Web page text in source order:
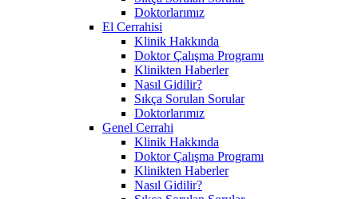
Doktorlarımız
El Cerrahisi
Klinik Hakkında
Doktor Çalışma Programı
Klinikten Haberler
Nasıl Gidilir?
Sıkça Sorulan Sorular
Doktorlarımız
Genel Cerrahi
Klinik Hakkında
Doktor Çalışma Programı
Klinikten Haberler
Nasıl Gidilir?